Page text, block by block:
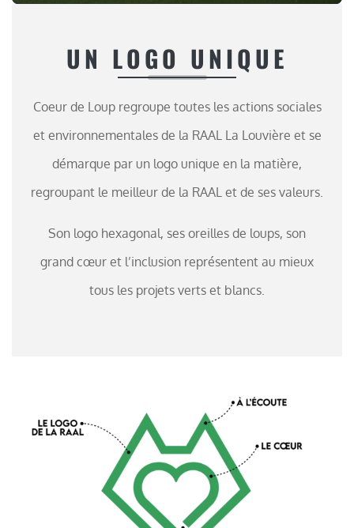
UN LOGO UNIQUE
Coeur de Loup regroupe toutes les actions sociales
et environnementales de la RAAL La Louvière et se
démarque par un logo unique en la matière,
regroupant le meilleur de la RAAL et de ses valeurs.
Son logo hexagonal, ses oreilles de loups, son
grand cœur et l’inclusion représentent au mieux
tous les projets verts et blancs.